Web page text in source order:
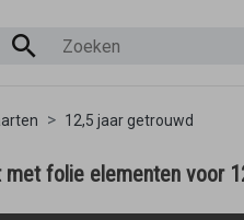
12,5 jaar getrouwd
met folie elementen voor